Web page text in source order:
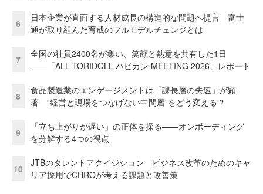
6
日本企業が直面する人材成長の構造的な問題へ提言 富士
通が取り組んだ育成のフルモデルチェンジとは
7
全国の社員2400名が集い、笑顔と熱意を共有した1日
――「ALL TORIDOLL ハピカン MEETING 2026」レポート
8
食品製造業のエンゲージメントは「課長層の失速」が顕
著 “経営と現場をつなげない中間層”をどう変える？
9
「立ち上がりが遅い」の正体を探る——オンボーディング
を分解する4つの視点
10
JTBのタレントアクイジション ビジネス改革のためのキャ
リア採用でCHROが考える課題と改善策